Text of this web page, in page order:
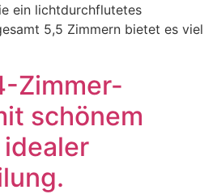
ein lichtdurchflutetes
5,5 Zimmern bietet es viel
Zimmer-
schönem